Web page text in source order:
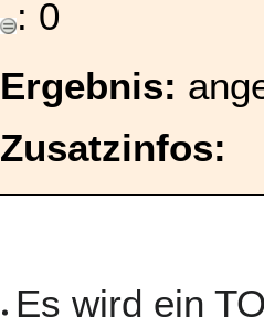
: 0
Ergebnis:
Zusatzinfos:
Es wird ein